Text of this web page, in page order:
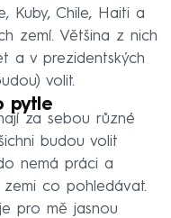
Kuby, Chile, Haiti a
zemí. Většina z nich
a v prezidentských
volit.
pytle
za sebou různé
budou volit
nemá práci a
zemi co pohledávat.
pro mě jasnou